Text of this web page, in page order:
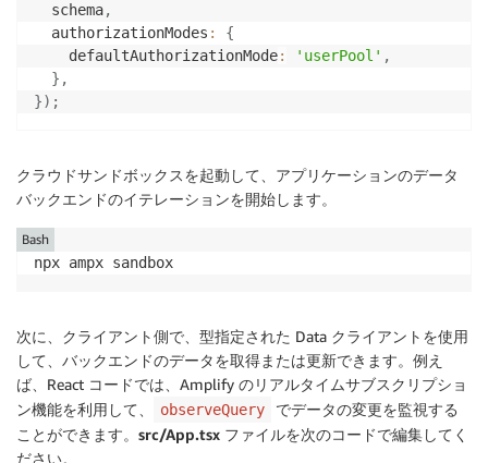
  schema
,
  authorizationModes
:
{
    defaultAuthorizationMode
: 'userPool' ,
} ,
}) ;
クラウドサンドボックスを起動して、アプリケーションのデータ
バックエンドのイテレーションを開始します。
npx ampx sandbox
Bash
次に、クライアント側で、型指定された Data クライアントを使用
して、バックエンドのデータを取得または更新できます。例え
ば、React コードでは、Amplify のリアルタイムサブスクリプショ
ン機能を利用して、
observeQuery
でデータの変更を監視する
ことができます。 src/App.tsx ファイルを次のコードで編集してく
ださい。